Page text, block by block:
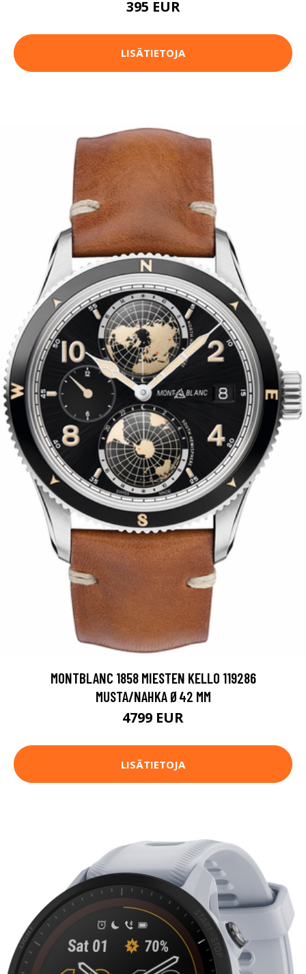
395 EUR
LISÄTIETOJA
MONTBLANC 1858 MIESTEN KELLO 119286
MUSTA/NAHKA Ø42 MM
4799 EUR
LISÄTIETOJA